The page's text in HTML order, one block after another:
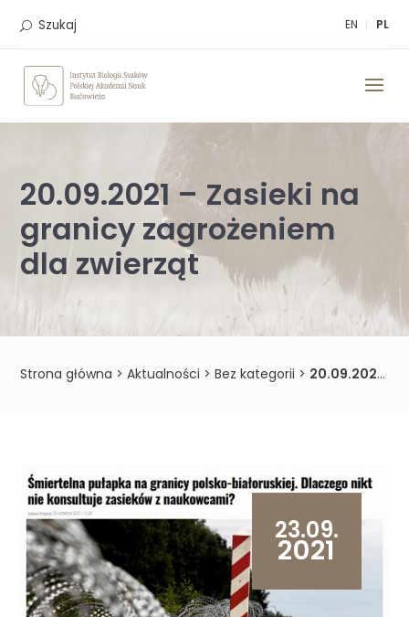
EN PL
Szukaj
20.09.2021 – Zasieki na
granicy zagrożeniem
dla zwierząt
Strona główna >Aktualności >Bez kategorii > 20.09.2021 – Zasieki na granicy zagrożeniem dla zwierząt
23.09.
2021